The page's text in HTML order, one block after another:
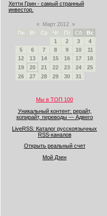
Хетти Грин - самый странный
инвестор.
« Март 2012 »
Пн
Вт Ср Чт Пт Сб
Вс
1
2 3
4
5
6 7 8 9 10
11
12
13 14 15 16 17
18
19
20 21 22 23 24
25
26
27 28 29 30 31
Мы в ТОП 100
Уникальный контент: рерайт,
копирайт, переводы — Адвего
LiveRSS: Каталог русскоязычных
RSS-каналов
Открыть реальный счет
Мой Дзен